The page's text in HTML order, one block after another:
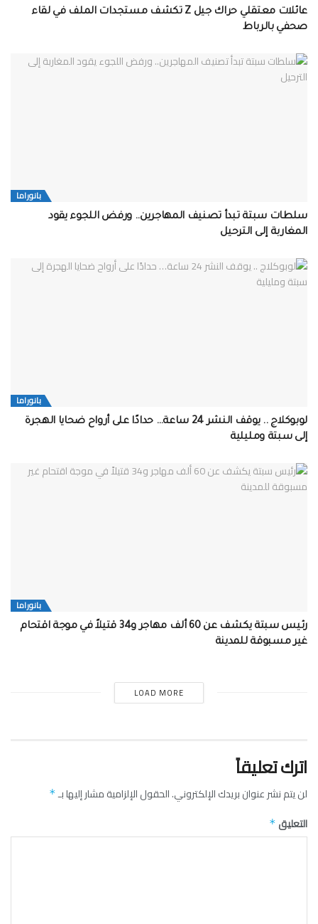
عائلات معتقلي حراك جيل Z تكشف مستجدات الملف في لقاء
صحفي بالرباط
بانوراما
سلطات سبتة تبدأ تصنيف المهاجرين.. ورفض اللجوء يقود
المغاربة إلى الترحيل
بانوراما
لوبوكلاج .. يوقف النشر 24 ساعة… حدادًا على أرواح ضحايا الهجرة
إلى سبتة ومليلية
بانوراما
رئيس سبتة يكشف عن 60 ألف مهاجر و34 قتيلاً في موجة اقتحام
غير مسبوقة للمدينة
LOAD MORE
اترك تعليقاً
لن يتم نشر عنوان بريدك الإلكتروني.الحقول الإلزامية مشار إليها بـ*
التعليق *